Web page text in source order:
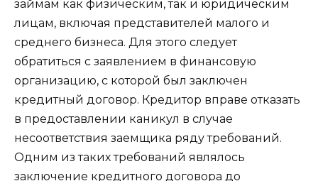
займам как физическим, так и юридическим
лицам, включая представителей малого и
среднего бизнеса. Для этого следует
обратиться с заявлением в финансовую
организацию, с которой был заключен
кредитный договор. Кредитор вправе отказать
в предоставлении каникул в случае
несоответствия заемщика ряду требований.
Одним из таких требований являлось
заключение кредитного договора до